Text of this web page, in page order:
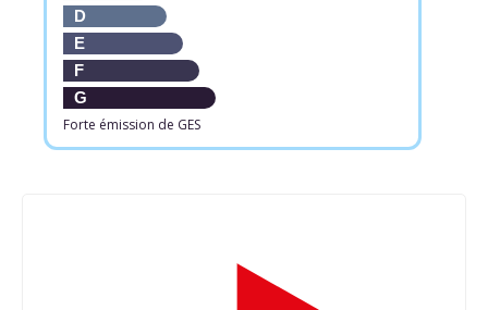
D
E
F
G
Forte émission de GES